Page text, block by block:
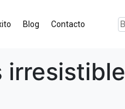
Blog Contacto
irresistible